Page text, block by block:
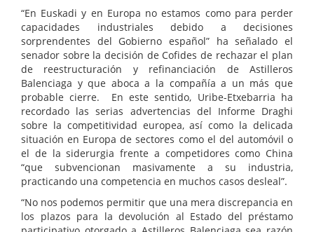
“En Euskadi y en Europa no estamos como para perder
capacidades industriales debido a decisiones
sorprendentes del Gobierno español” ha señalado el
senador sobre la decisión de Cofides de rechazar el plan
de reestructuración y refinanciación de Astilleros
Balenciaga y que aboca a la compañía a un más que
probable cierre. En este sentido, Uribe-Etxebarria ha
recordado las serias advertencias del Informe Draghi
sobre la competitividad europea, así como la delicada
situación en Europa de sectores como el del automóvil o
el de la siderurgia frente a competidores como China
“que subvencionan masivamente a su industria,
practicando una competencia en muchos casos desleal”.
“No nos podemos permitir que una mera discrepancia en
los plazos para la devolución al Estado del préstamo